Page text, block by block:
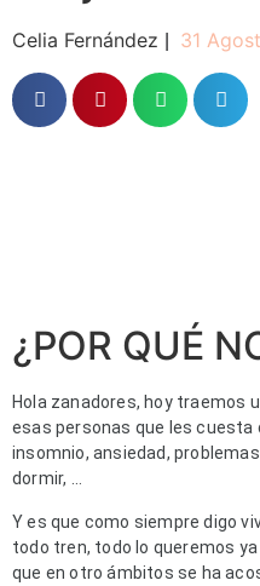
Celia Fernández 31
¿POR QUÉ
Hola zanadores, hoy traemos
esas personas que les cuesta
insomnio, ansiedad,
dormir, …
Y es que como siempre digo
todo tren, todo lo queremos
que en otro ámbitos se ha